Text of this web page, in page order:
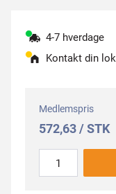
4-7 hverdage
Kontakt din
Medlemspris
572,63 / STK